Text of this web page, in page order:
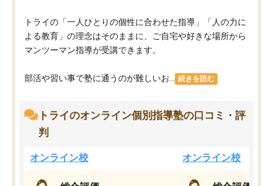
トライの「一人ひとりの個性に合わせた指導」「人の力に
よる教育」の理念はそのままに、ご自宅や好きな場所から
マンツーマン指導が受講できます。
部活や習い事で塾に通うのが難しいお... 続きを読む
トライのオンライン個別指導塾の口コミ・評
判
オンライン校 オンライン校